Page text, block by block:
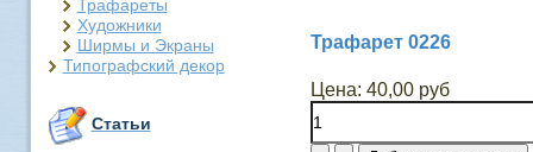
Трафареты
Художники
Ширмы и Экраны
Типографский декор
Статьи
Трафарет 0226
Цена: 40,00 руб